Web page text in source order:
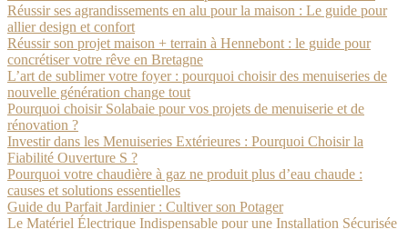
Réussir ses agrandissements en alu pour la maison : Le guide pour
allier design et confort
Réussir son projet maison + terrain à Hennebont : le guide pour
concrétiser votre rêve en Bretagne
L’art de sublimer votre foyer : pourquoi choisir des menuiseries de
nouvelle génération change tout
Pourquoi choisir Solabaie pour vos projets de menuiserie et de
rénovation ?
Investir dans les Menuiseries Extérieures : Pourquoi Choisir la
Fiabilité Ouverture S ?
Pourquoi votre chaudière à gaz ne produit plus d’eau chaude :
causes et solutions essentielles
Guide du Parfait Jardinier : Cultiver son Potager
Le Matériel Électrique Indispensable pour une Installation Sécurisée